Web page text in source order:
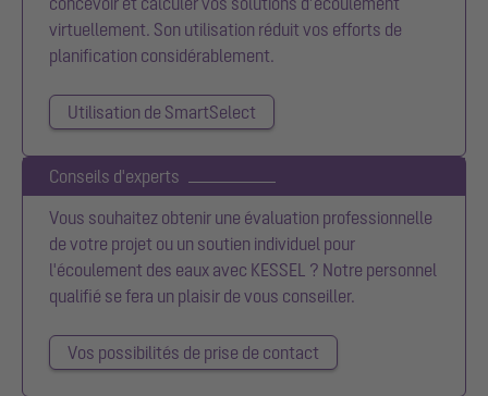
virtuellement. Son utilisation réduit vos efforts de
planification considérablement.
Utilisation de SmartSelect
Conseils d'experts
Vous souhaitez obtenir une évaluation professionnelle
de votre projet ou un soutien individuel pour
l'écoulement des eaux avec KESSEL ? Notre personnel
qualifié se fera un plaisir de vous conseiller.
Vos possibilités de prise de contact